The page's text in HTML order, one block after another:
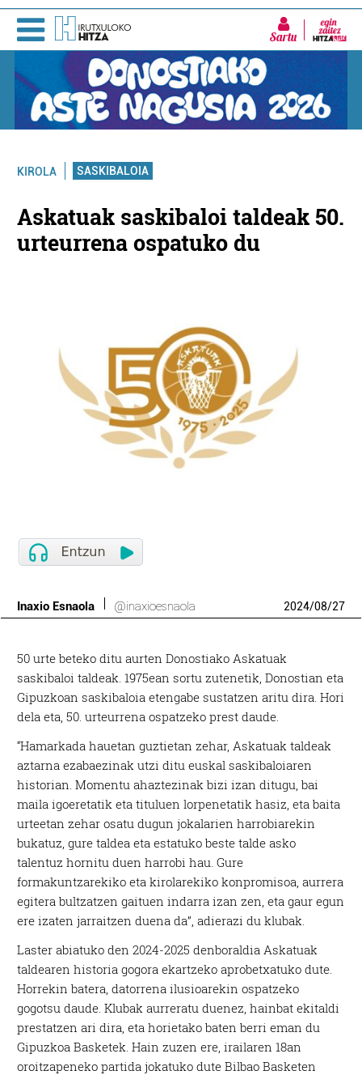
Sartu
KIROLA SASKIBALOIA
Askatuak saskibaloi taldeak 50.
urteurrena ospatuko du
Inaxio Esnaola @inaxioesnaola 2024/08/27
50 urte beteko ditu aurten Donostiako Askatuak
saskibaloi taldeak. 1975ean sortu zutenetik, Donostian eta
Gipuzkoan saskibaloia etengabe sustatzen aritu dira. Hori
dela eta, 50. urteurrena ospatzeko prest daude.
“Hamarkada hauetan guztietan zehar, Askatuak taldeak
aztarna ezabaezinak utzi ditu euskal saskibaloiaren
historian. Momentu ahaztezinak bizi izan ditugu, bai
maila igoeretatik eta tituluen lorpenetatik hasiz, eta baita
urteetan zehar osatu dugun jokalarien harrobiarekin
bukatuz, gure taldea eta estatuko beste talde asko
talentuz hornitu duen harrobi hau. Gure
formakuntzarekiko eta kirolarekiko konpromisoa, aurrera
egitera bultzatzen gaituen indarra izan zen, eta gaur egun
ere izaten jarraitzen duena da”, adierazi du klubak.
Laster abiatuko den 2024-2025 denboraldia Askatuak
taldearen historia gogora ekartzeko aprobetxatuko dute.
Horrekin batera, datorrena ilusioarekin ospatzeko
gogotsu daude. Klubak aurreratu duenez, hainbat ekitaldi
prestatzen ari dira, eta horietako baten berri eman du
Gipuzkoa Basketek. Hain zuzen ere, irailaren 18an
oroitzapeneko partida jokatuko dute Bilbao Basketen